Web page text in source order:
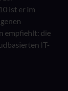
ist er im
empfiehlt: die
IT-